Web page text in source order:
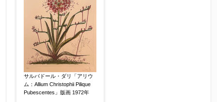
※添付画像は5MBまでのjpg、gif、pig、pdf形式
にてお送りください。
※追加や複数点ある場合はフォーム送信後に送ら
れてくる送信確認メール記載のアドレスからもお
送り頂けます。
サルバドール・ダリ「アリウ
ム：Allium Christophii Pilique
Pubescentes」版画 1972年